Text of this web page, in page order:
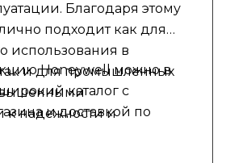
Благодаря этому
подходит как для
использования в
и для промышленных
к надежности и
Honeywell можно в
каталог с
и доставкой по